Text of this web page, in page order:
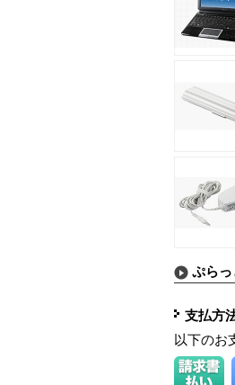
ぷら
支払方
以下のお